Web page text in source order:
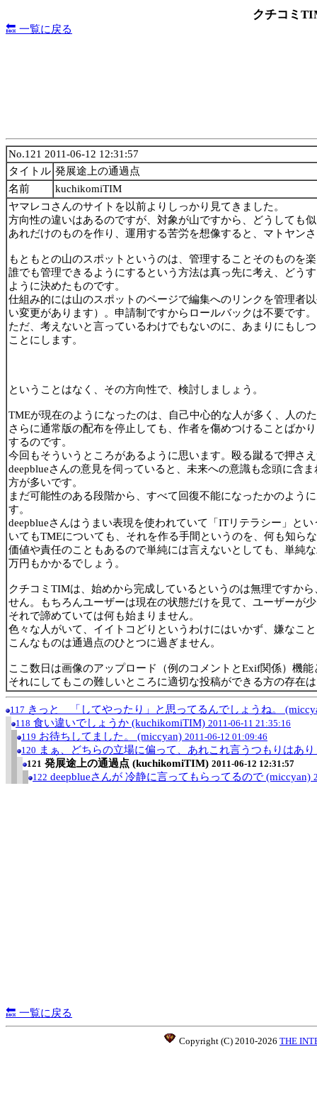
クチコミ
🔙 一覧に戻る
No.121 2011-06-12 12:31:57
タイトル 発展途上の通過点
名前
kuchikomiTIM
ヤマレコさんのサイトを以前よりしっかり見てきました。
方向性の違いはあるのですが、対象が山ですから、どうしても
あれだけのものを作り、運用する苦労を想像すると、マトヤン
もともとの山のスポットというのは、管理することそのものを
誰でも管理できるようにするという方法は真っ先に考え、どう
ように決めたものです。
仕組み的には山のスポットのページで編集へのリンクを管理者
い変更があります）。申請制ですからロールバックは不要です。
ただ、考えないと言っているわけでもないのに、あまりにもし
ことにします。
ということはなく、その方向性で、検討しましょう。
TMEが現在のようになったのは、自己中心的な人が多く、人の
さらに通常版の配布を停止しても、作者を傷めつけることばか
するのです。
今回もそういうところがあるように思います。殴る蹴るで押さ
deepblueさんの意見を伺っていると、未来への意識も念頭に含
方が多いです。
まだ可能性のある段階から、すべて回復不能になったかのよう
す。
deepblueさんはうまい表現を使われていて「ITリテラシー」と
いてもTMEについても、それを作る手間というのを、何も知ら
価値や責任のこともあるので単純には言えないとしても、単純
万円もかかるでしょう。
クチコミTIMは、始めから完成しているというのは無理ですか
せん。もちろんユーザーは現在の状態だけを見て、ユーザーが
それで諦めていては何も始まりません。
色々な人がいて、イイトコどりというわけにはいかず、嫌なこ
こんなものは通過点のひとつに過ぎません。
ここ数日は画像のアップロード（例のコメントとExif関係）機
それにしてもこの難しいところに適切な投稿ができる方の存在
117 きっと 「してやったり」と思ってるんでしょうね。
118 食い違いでしょうか (kuchikomiTIM) 2011-06-11 21:35:16
119 お待ちしてました。 (miccyan) 2011-06-12 01:09:46
120 まぁ、どちらの立場に偏って、あれこれ言うつもりはあ
121 発展途上の通過点 (kuchikomiTIM) 2011-06-12 12:31:57
122 deepblueさんが 冷静に言ってもらってるので (miccyan)
🔙 一覧に戻る
Copyright (C) 2010-2026 THE